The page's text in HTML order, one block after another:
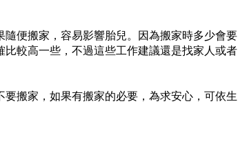
隨便搬家，容易影響胎兒。因為搬家時多少會要
比較高一些，不過這些工作建議還是找家人或者
搬家，如果有搬家的必要，為求安心，可依生